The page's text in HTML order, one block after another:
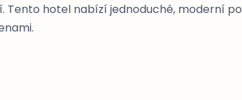
Tento hotel nabízí jednoduché, moderní